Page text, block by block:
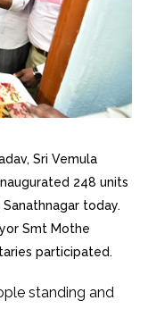
Sri Vemula
248 units
today.
Smt Mothe
participated.